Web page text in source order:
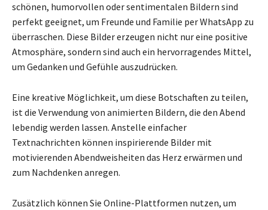
schönen, humorvollen oder sentimentalen Bildern sind
perfekt geeignet, um Freunde und Familie per WhatsApp zu
überraschen. Diese Bilder erzeugen nicht nur eine positive
Atmosphäre, sondern sind auch ein hervorragendes Mittel,
um Gedanken und Gefühle auszudrücken.
Eine kreative Möglichkeit, um diese Botschaften zu teilen,
ist die Verwendung von animierten Bildern, die den Abend
lebendig werden lassen. Anstelle einfacher
Textnachrichten können inspirierende Bilder mit
motivierenden Abendweisheiten das Herz erwärmen und
zum Nachdenken anregen.
Zusätzlich können Sie Online-Plattformen nutzen, um